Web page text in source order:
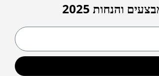
₪99.00
והנחות 2025